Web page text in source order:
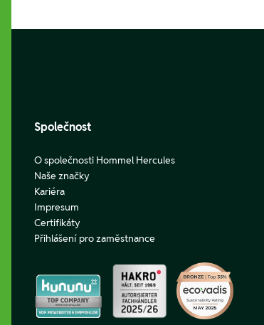
Společnost
O společnosti Hommel Hercules
Naše značky
Kariéra
Impresum
Certifikáty
Přihlášení pro zaměstnance